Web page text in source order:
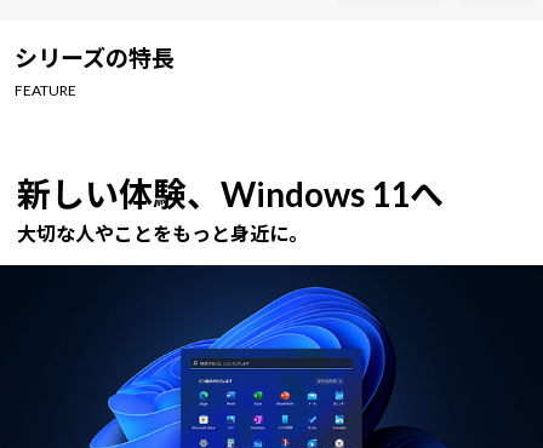
シリーズの特長
FEATURE
新しい体験、Windows 11へ
大切な人やことをもっと身近に。